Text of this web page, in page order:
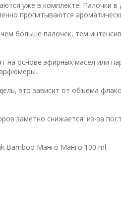
уже в комплекте. Палочки
пропитываются
больше палочек, тем
на основе эфирных масел или
это зависит от объема
заметно снижается: из-за
Bamboo Манго Манго 100 ml